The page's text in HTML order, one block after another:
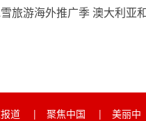
旅游海外推广季 澳大利亚
道 | 聚焦中国 |
美丽中